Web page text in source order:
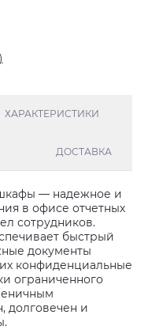
ХАРАКТЕРИСТИКИ
ДОСТАВКА
— надежное и
в офисе отчетных
сотрудников.
быстрый
документы
конфиденциальные
ограниченного
долговечен и